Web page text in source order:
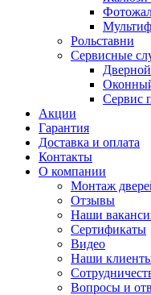
Рольставни
Сервисные
Сервис
Акции
Гарантия
Доставка и оплата
Контакты
О компании
Монтаж
Отзывы
Наши
Сертификаты
Видео
Наши
Вопросы и